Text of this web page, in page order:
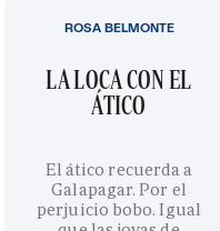
LA LOCA CON EL
ÁTICO
El ático recuerda a
Galapagar. Por el
perjuicio bobo. Igual
ROSA BELMONTE